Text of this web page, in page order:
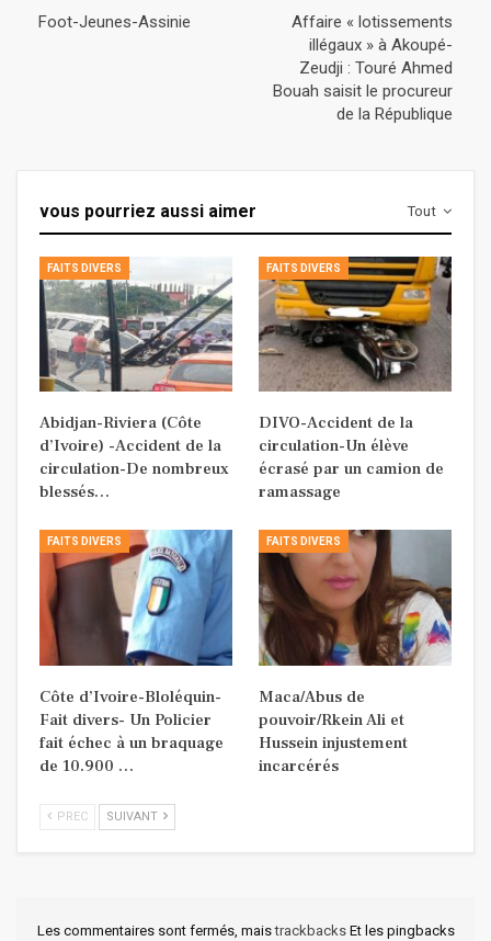
Foot-Jeunes-Assinie
Affaire « lotissements
illégaux » à Akoupé-
Zeudji : Touré Ahmed
Bouah saisit le procureur
de la République
Tout
vous pourriez aussi aimer
FAITS DIVERS
Abidjan-Riviera (Côte
d’Ivoire) -Accident de la
circulation-De nombreux
blessés…
FAITS DIVERS
DIVO-Accident de la
circulation-Un élève
écrasé par un camion de
ramassage
FAITS DIVERS
Côte d’Ivoire-Bloléquin-
Fait divers- Un Policier
fait échec à un braquage
de 10.900 …
FAITS DIVERS
Maca/Abus de
pouvoir/Rkein Ali et
Hussein injustement
incarcérés
PREC SUIVANT
Les commentaires sont fermés, maistrackbacks Et les pingbacks